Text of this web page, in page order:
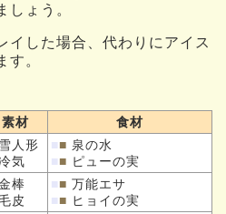
しょう。
イした場合、代わりにアイス
す。
素材 食材
雪人形
気
■■ 泉の水
■■ ピューの実
棒
皮
■■ 万能エサ
■■ ヒョイの実